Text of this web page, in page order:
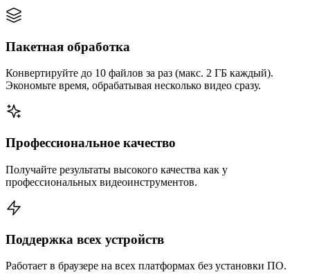
Пакетная обработка
Конвертируйте до 10 файлов за раз (макс. 2 ГБ каждый).
Экономьте время, обрабатывая несколько видео сразу.
Профессиональное качество
Получайте результаты высокого качества как у
профессиональных видеоинструментов.
Поддержка всех устройств
Работает в браузере на всех платформах без установки ПО.